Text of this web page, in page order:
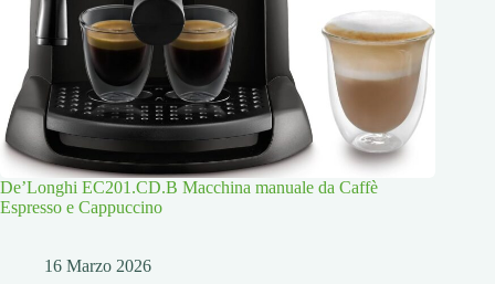
De’Longhi EC201.CD.B Macchina manuale da Caffè
Espresso e Cappuccino
16 Marzo 2026